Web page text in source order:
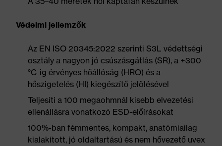
Védelmi jellemzők
Az EN ISO 20345:2022 szerinti S3L védettségi
osztály a nagyon jó csúszásgátlás (SR), a +300
°C-ig érvényes hőállóság (HRO) és a
hőszigetelés (HI) kiegészítő jelölésével
Teljesíti a 100 megaohmnál kisebb elvezetési
ellenállásra vonatkozó ESD-előírásokat
100%-ban fémmentes, kompakt, anatómiailag
kialakított, jó oldaltartású és nem hővezető uvex